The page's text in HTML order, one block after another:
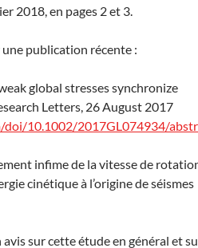
2018, en pages 2 et 3.
publication récente :
global stresses synchronize
Letters, 26 August 2017
10.1002/2017GL074934/
infime de la vitesse de
cinétique à l’origine de séismes
sur cette étude en général et